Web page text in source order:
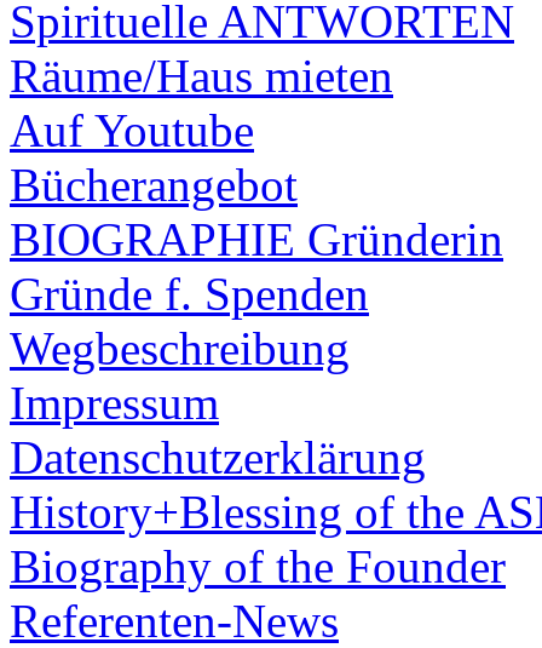
Spirituelle ANTWORTEN
Räume/Haus mieten
Auf Youtube
Bücherangebot
BIOGRAPHIE Gründerin
Gründe f. Spenden
Wegbeschreibung
Impressum
Datenschutzerklärung
History+Blessing of the
Biography of the Founder
Referenten-News